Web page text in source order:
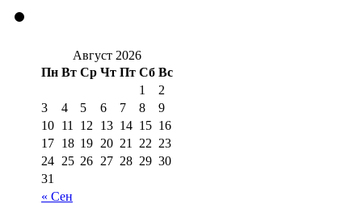
Август 2026
Пн Вт Ср Чт Пт Сб Вс
« Сен
1
2
3
4 5 6 7 8
9
10 11 12 13 14 15 16
17 18 19 20 21 22 23
24 25 26 27 28 29 30
31